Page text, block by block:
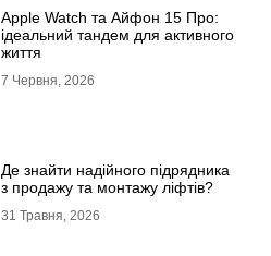
Apple Watch та Айфон 15 Про:
ідеальний тандем для активного
життя
7 Червня, 2026
Де знайти надійного підрядника
з продажу та монтажу ліфтів?
31 Травня, 2026